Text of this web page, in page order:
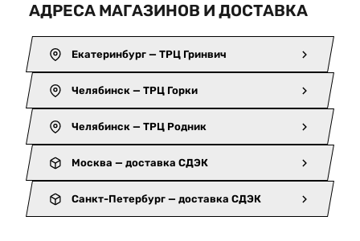
АДРЕСА МАГАЗИНОВ И ДОСТАВКА
Екатеринбург — ТРЦ Гринвич
Челябинск — ТРЦ Горки
Челябинск — ТРЦ Родник
Москва — доставка СДЭК
Санкт-Петербург — доставка СДЭК